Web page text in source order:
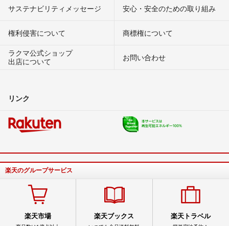
サステナビリティメッセージ 安心・安全のための取り組み
権利侵害について
商標権について
ラクマ公式ショップ
出店について
お問い合わせ
リンク
楽天のグループサービス
楽天市場 楽天ブックス 楽天トラベル